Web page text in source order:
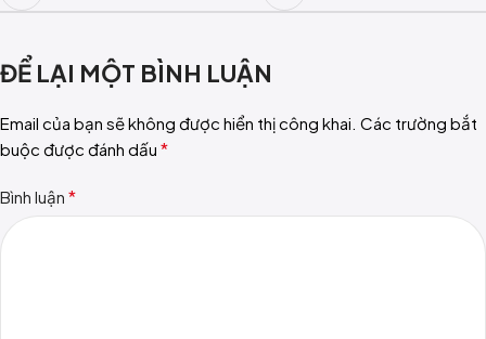
ĐỂ LẠI MỘT BÌNH LUẬN
Email của bạn sẽ không được hiển thị công khai. Các trường bắt
buộc được đánh dấu *
Bình luận *